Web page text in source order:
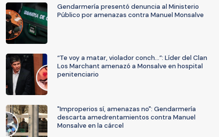
Gendarmería presentó denuncia al Ministerio
Público por amenazas contra Manuel Monsalve
“Te voy a matar, violador conch…”: Líder del Clan
Los Marchant amenazó a Monsalve en hospital
penitenciario
"Improperios sí, amenazas no": Gendarmería
descarta amedrentamientos contra Manuel
Monsalve en la cárcel